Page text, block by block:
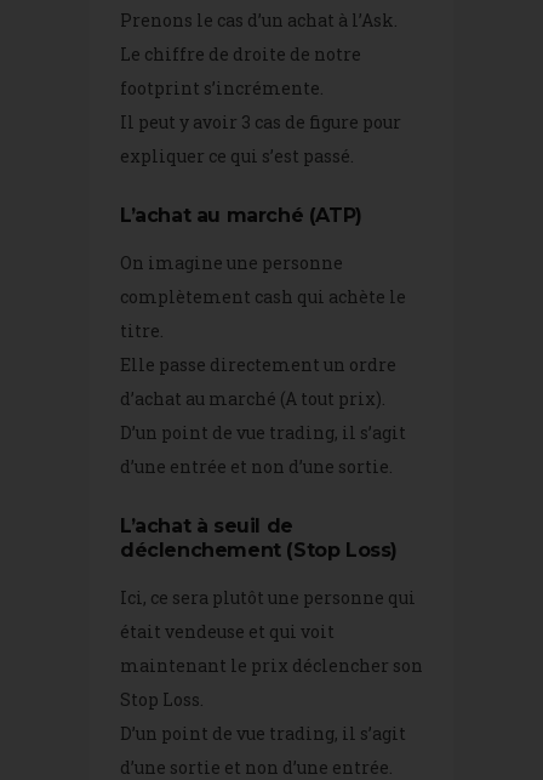
Prenons le cas d’un achat à l’Ask.
Le chiffre de droite de notre
footprint s’incrémente.
Il peut y avoir 3 cas de figure pour
expliquer ce qui s’est passé.
L’achat au marché (ATP)
On imagine une personne
complètement cash qui achète le
titre.
Elle passe directement un ordre
d’achat au marché (A tout prix).
D’un point de vue trading, il s’agit
d’une entrée et non d’une sortie.
L’achat à seuil de
déclenchement (Stop Loss)
Ici, ce sera plutôt une personne qui
était vendeuse et qui voit
maintenant le prix déclencher son
Stop Loss.
D’un point de vue trading, il s’agit
d’une sortie et non d’une entrée.